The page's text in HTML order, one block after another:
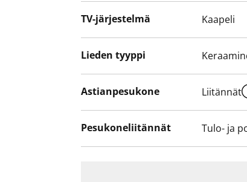
TV-järjestelmä Kaapeli
Lieden tyyppi
Astianpesukone Liitännät
Pesukoneliitännät Tulo- ja